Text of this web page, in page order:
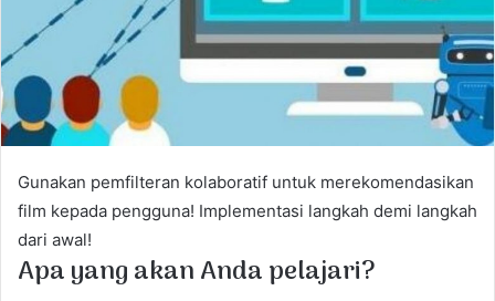
i
l
Gunakan pemfilteran kolaboratif untuk merekomendasikan
film kepada pengguna! Implementasi langkah demi langkah
dari awal!
Apa yang akan Anda pelajari?